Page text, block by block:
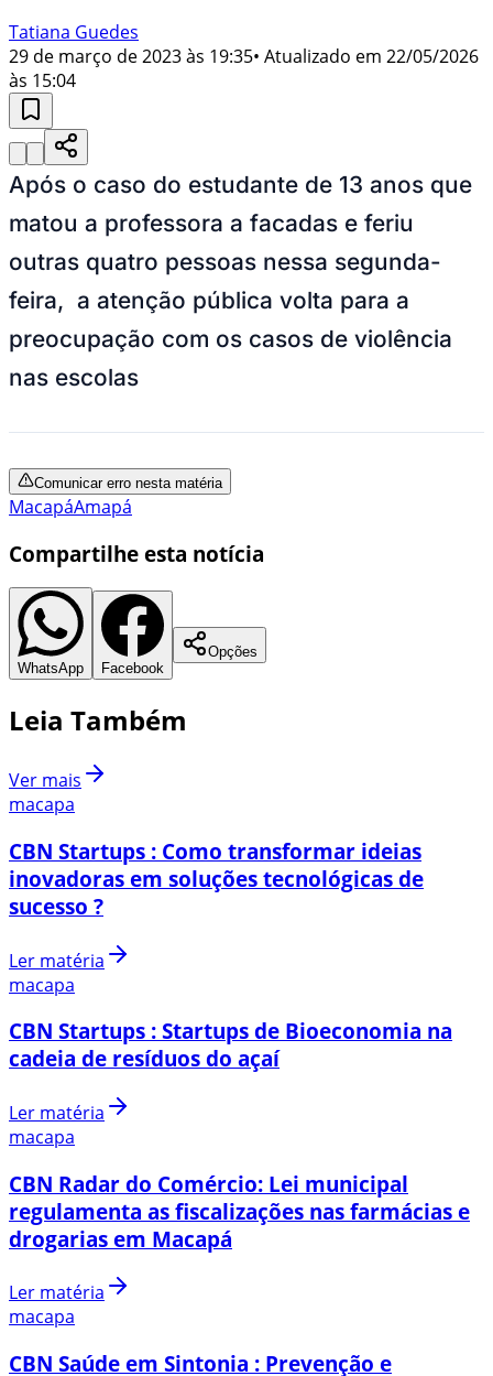
Tatiana Guedes
29 de março de 2023 às 19:35• Atualizado em 22/05/2026
às 15:04
Após o caso do estudante de 13 anos que
matou a professora a facadas e feriu
outras quatro pessoas nessa segunda-
feira, a atenção pública volta para a
preocupação com os casos de violência
nas escolas
Comunicar erro nesta matéria
MacapáAmapá
Compartilhe esta notícia
WhatsApp Facebook
Opções
Leia Também
Ver mais
macapa
CBN Startups : Como transformar ideias
inovadoras em soluções tecnológicas de
sucesso ?
Ler matéria
macapa
CBN Startups : Startups de Bioeconomia na
cadeia de resíduos do açaí
Ler matéria
macapa
CBN Radar do Comércio: Lei municipal
regulamenta as fiscalizações nas farmácias e
drogarias em Macapá
Ler matéria
macapa
CBN Saúde em Sintonia : Prevenção e